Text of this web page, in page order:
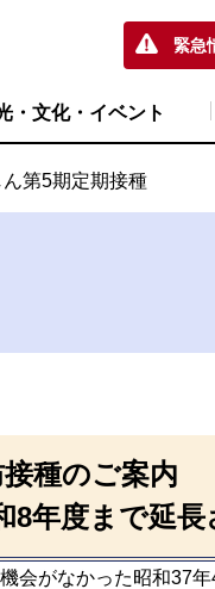
緊急
・文化・イベント
ん第5期定期接種
種のご案内
8年度まで延
会がなかった昭和37